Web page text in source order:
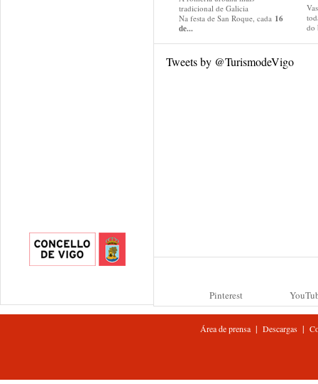
tradicional de Galicia
Na festa de San Roque, cada 16
de...
do
Tweets by @TurismodeVigo
Pinterest
Área de prensa| Descargas|